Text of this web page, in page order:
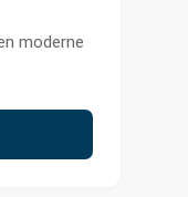
moderne